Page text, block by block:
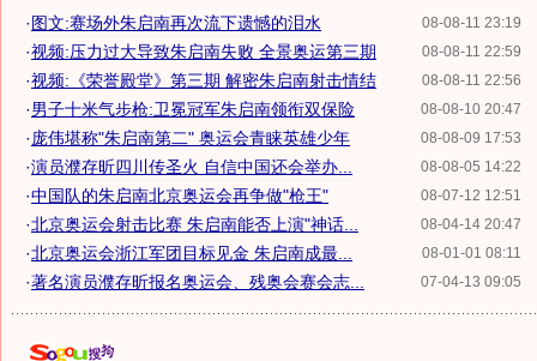
08-08-11 23:19
·图文:赛场外朱启南再次流下遗憾的泪水
08-08-11 22:59
·视频:压力过大导致朱启南失败 全景奥运第三期
08-08-11 22:56
·视频:《荣誉殿堂》第三期 解密朱启南射击情结
08-08-10 20:47
·男子十米气步枪:卫冕冠军朱启南领衔双保险
08-08-09 17:53
· 庞伟堪称"朱启南第二" 奥运会青睐英雄少年
08-08-05 14:22
·演员濮存昕四川传圣火 自信中国还会举办...
08-07-12 12:51
·中国队的朱启南北京奥运会再争做"枪王"
08-04-14 20:47
·北京奥运会射击比赛 朱启南能否上演"神话...
08-01-01 08:11
·北京奥运会浙江军团目标见金 朱启南成最...
07-04-13 09:05
·著名演员濮存昕报名奥运会、残奥会赛会志...